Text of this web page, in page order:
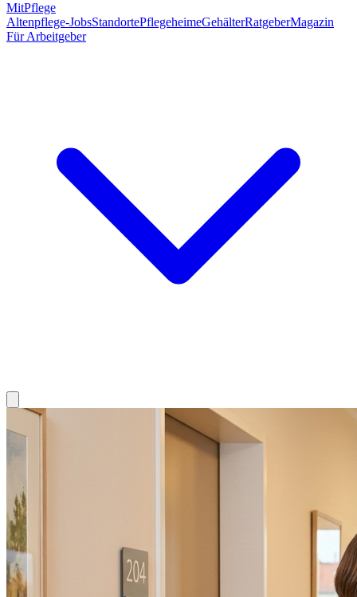
MitPflege
Altenpflege-JobsStandortePflegeheimeGehälterRatgeberMagazin
Für Arbeitgeber